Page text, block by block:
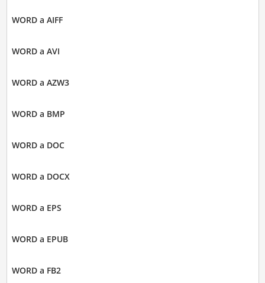
WORD a AIFF
WORD a AVI
WORD a AZW3
WORD a BMP
WORD a DOC
WORD a DOCX
WORD a EPS
WORD a EPUB
WORD a FB2